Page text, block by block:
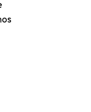
avec le